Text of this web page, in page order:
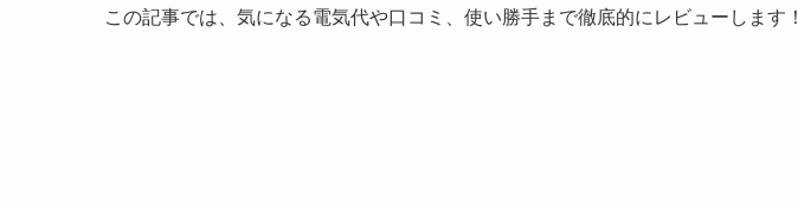
この記事では、気になる電気代や口コミ、使い勝手まで徹底的にレビューします！